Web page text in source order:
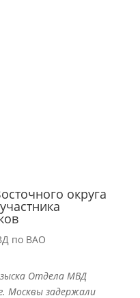
округа
по ВАО
Отдела МВД
Москвы задержали